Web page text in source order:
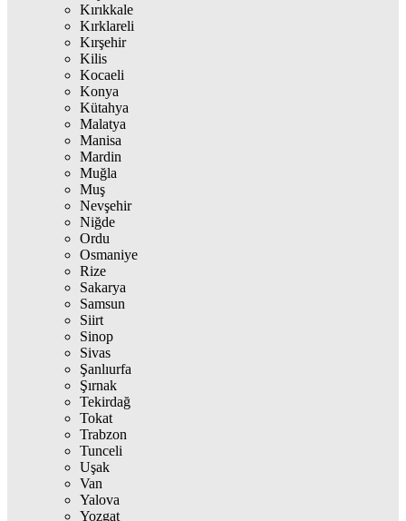
Kırıkkale
Kırklareli
Kırşehir
Kilis
Kocaeli
Konya
Kütahya
Malatya
Manisa
Mardin
Muğla
Muş
Nevşehir
Niğde
Ordu
Osmaniye
Rize
Sakarya
Samsun
Siirt
Sinop
Sivas
Şanlıurfa
Şırnak
Tekirdağ
Tokat
Trabzon
Tunceli
Uşak
Van
Yalova
Yozgat